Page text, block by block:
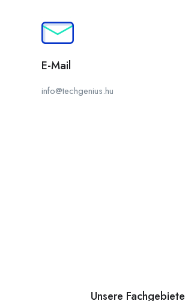
E-Mail
info@techgenius.hu
Unsere Fachgebiete